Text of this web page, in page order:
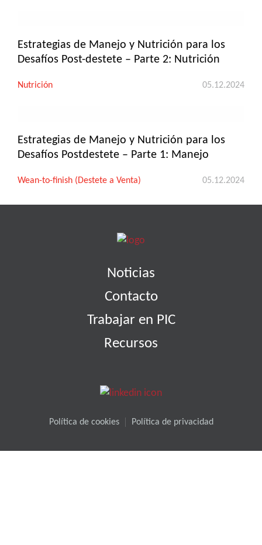
Estrategias de Manejo y Nutrición para los
Desafíos Post-destete – Parte 2: Nutrición
Nutrición 05.12.2024
Estrategias de Manejo y Nutrición para los
Desafíos Postdestete – Parte 1: Manejo
Wean-to-finish (Destete a Venta) 05.12.2024
Noticias
Contacto
Trabajar en PIC
Recursos
Política de cookies Política de privacidad